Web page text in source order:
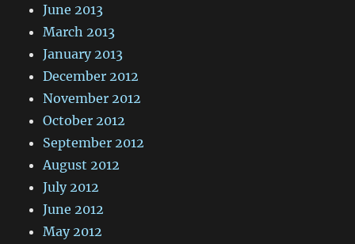
June 2013
March 2013
January 2013
December 2012
November 2012
October 2012
September 2012
August 2012
July 2012
June 2012
May 2012